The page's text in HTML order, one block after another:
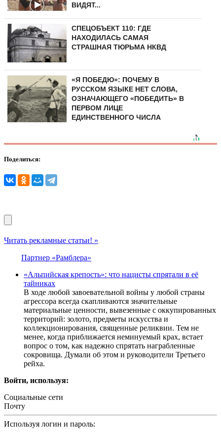
ВИДЯТ...
СПЕЦОБЪЕКТ 110: ГДЕ
НАХОДИЛАСЬ САМАЯ
СТРАШНАЯ ТЮРЬМА НКВД
«Я ПОБЕДЮ»: ПОЧЕМУ В
РУССКОМ ЯЗЫКЕ НЕТ СЛОВА,
ОЗНАЧАЮЩЕГО «ПОБЕДИТЬ» В
ПЕРВОМ ЛИЦЕ
ЕДИНСТВЕННОГО ЧИСЛА
Поделиться:
Читать рекламные статьи! »
Партнер «Рамблера»
«Альпийская крепость»: что нацисты спрятали в её
тайниках
В ходе любой завоевательной войны у любой страны
агрессора всегда скапливаются значительные
материальные ценности, вывезенные с оккупированных
территорий: золото, предметы искусства и
коллекционирования, священные реликвии. Тем не
менее, когда приближается неминуемый крах, встает
вопрос о том, как надежно спрятать награбленные
сокровища. Думали об этом и руководители Третьего
рейха.
Войти, используя:
Социальные сети
Почту
Используя логин и пароль: